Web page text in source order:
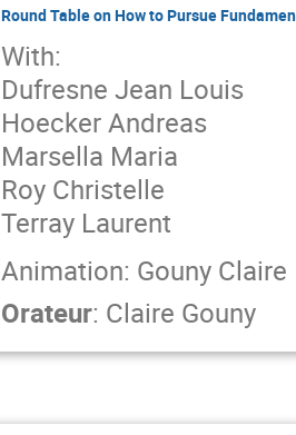
Round Table on How to Pursue
With:
Dufresne Jean Louis
Hoecker Andreas
Marsella Maria
Roy Christelle
Terray Laurent
Animation: Gouny Claire
Orateur: Claire Gouny